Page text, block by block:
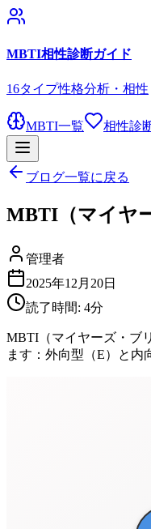
MBTI相性診断ガイド
16タイプ性格分析・相性
MBTI一覧 相性診
ブログ一覧に戻る
MBTI（マイヤ
管理者
2025年12月20日
読了時間: 4分
MBTI（マイヤーズ・ブ
ます：外向型（E）と内